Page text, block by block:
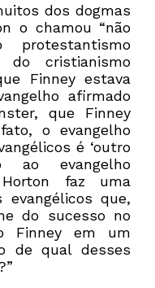
dos dogmas
o chamou “não
do cristianismo
Finney estava
afirmado
que Finney
o evangelho
é ‘outro
ao evangelho
Horton faz uma
evangélicos que,
do sucesso no
Finney em um
de qual desses